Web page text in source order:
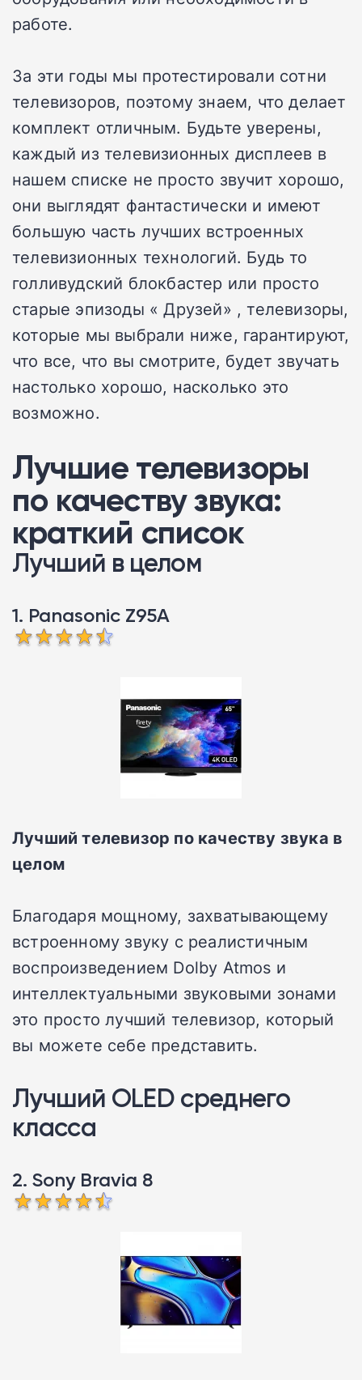
работе.
За эти годы мы протестировали сотни
телевизоров, поэтому знаем, что делает
комплект отличным. Будьте уверены,
каждый из телевизионных дисплеев в
нашем списке не просто звучит хорошо,
они выглядят фантастически и имеют
большую часть лучших встроенных
телевизионных технологий. Будь то
голливудский блокбастер или просто
старые эпизоды « Друзей» , телевизоры,
которые мы выбрали ниже, гарантируют,
что все, что вы смотрите, будет звучать
настолько хорошо, насколько это
возможно.
Лучшие телевизоры
по качеству звука:
краткий список
Лучший в целом
1. Panasonic Z95A
Лучший телевизор по качеству звука в
целом
Благодаря мощному, захватывающему
встроенному звуку с реалистичным
воспроизведением Dolby Atmos и
интеллектуальными звуковыми зонами
это просто лучший телевизор, который
вы можете себе представить.
Лучший OLED среднего
класса
2. Sony Bravia 8